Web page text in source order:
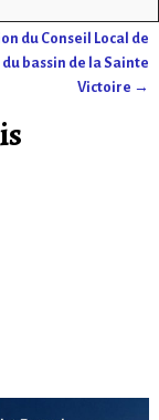
du Conseil Local de
bassin de la Sainte
Victoire →